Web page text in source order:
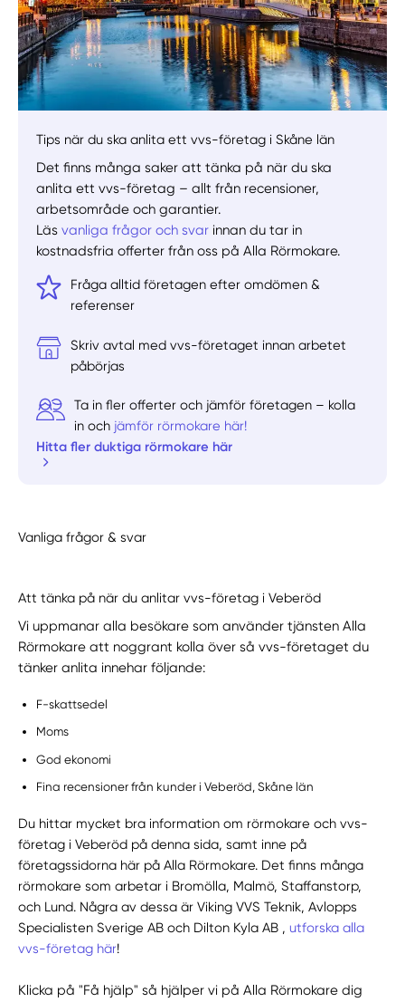
Välj tillvägagångssätt
Tips när du ska anlita ett vvs-företag i Skåne län
Det finns många saker att tänka på när du ska
anlita ett vvs-företag – allt från recensioner,
arbetsområde och garantier.
Läsvanliga frågor och svar innan du tar in
kostnadsfria offerter från oss på Alla Rörmokare.
Fråga alltid företagen efter omdömen &
referenser
Skriv avtal med vvs-företaget innan arbetet
påbörjas
Ta in fler offerter och jämför företagen – kolla
in och jämför rörmokare här!
Hitta fler duktiga rörmokare här
Vanliga frågor & svar
Att tänka på när du anlitar vvs-företag i Veberöd
Vi uppmanar alla besökare som använder tjänsten Alla
Rörmokare att noggrant kolla över så vvs-företaget du
tänker anlita innehar följande:
F-skattsedel
Moms
God ekonomi
Fina recensioner från kunder i Veberöd, Skåne län
Du hittar mycket bra information om rörmokare och vvs-
företag i Veberöd på denna sida, samt inne på
företagssidorna här på Alla Rörmokare. Det finns många
rörmokare som arbetar i Bromölla, Malmö, Staffanstorp,
och Lund. Några av dessa är Viking VVS Teknik, Avlopps
Specialisten Sverige AB och Dilton Kyla AB ,utforska alla
vvs-företag här!
Klicka på "Få hjälp" så hjälper vi på Alla Rörmokare dig